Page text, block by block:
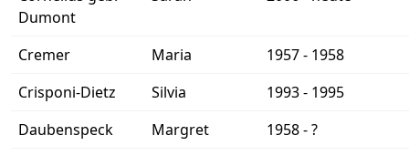
Dumont
Cremer Maria
1957 - 1958
Crisponi-Dietz
Silvia
1993 - 1995
Daubenspeck
Margret
1958 - ?